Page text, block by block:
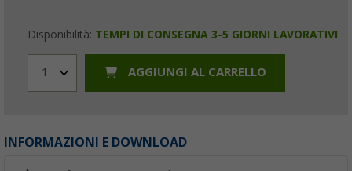
Disponibilità: TEMPI DI CONSEGNA 3-5 GIORNI LAVORATIVI
1 AGGIUNGI AL CARRELLO
INFORMAZIONI E DOWNLOAD